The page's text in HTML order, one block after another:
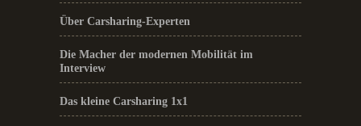
Über Carsharing-Experten
Die Macher der modernen Mobilität im
Interview
Das kleine Carsharing 1x1